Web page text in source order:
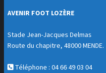
AVENIR FOOT LOZÈRE
Stade Jean-Jacques Delmas
Route du chapitre, 48000 MENDE.
Téléphone : 04 66 49 03 04